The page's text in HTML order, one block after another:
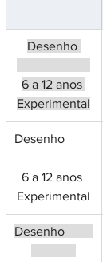
Desenho
6 a 12 anos
Experimental
Desenho
6 a 12 anos
Experimental
Desenho